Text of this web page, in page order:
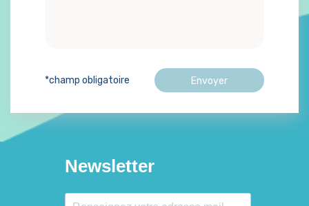
Newsletter
*champ obligatoire